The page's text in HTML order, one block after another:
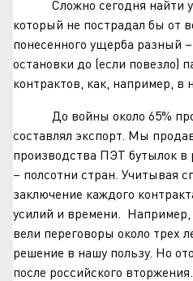
Сложно сегодня найти
который не пострадал бы от
понесенного ущерба разный
остановки до (если повезло)
контрактов, как, например, в
До войны около 65%
составлял экспорт. Мы
производства ПЭТ бутылок в
– полсотни стран. Учитывая
заключение каждого
усилий и времени.
вели переговоры около трех
решение в нашу пользу. Но
после российского